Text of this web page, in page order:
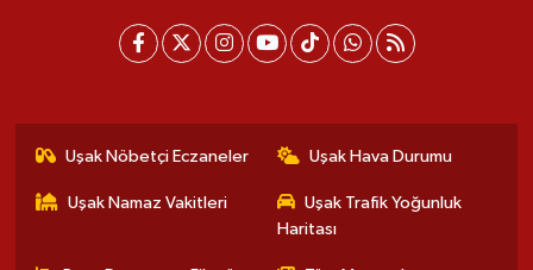
Uşak Nöbetçi Eczaneler Uşak Hava Durumu
Uşak Namaz Vakitleri
Uşak Trafik Yoğunluk
Haritası